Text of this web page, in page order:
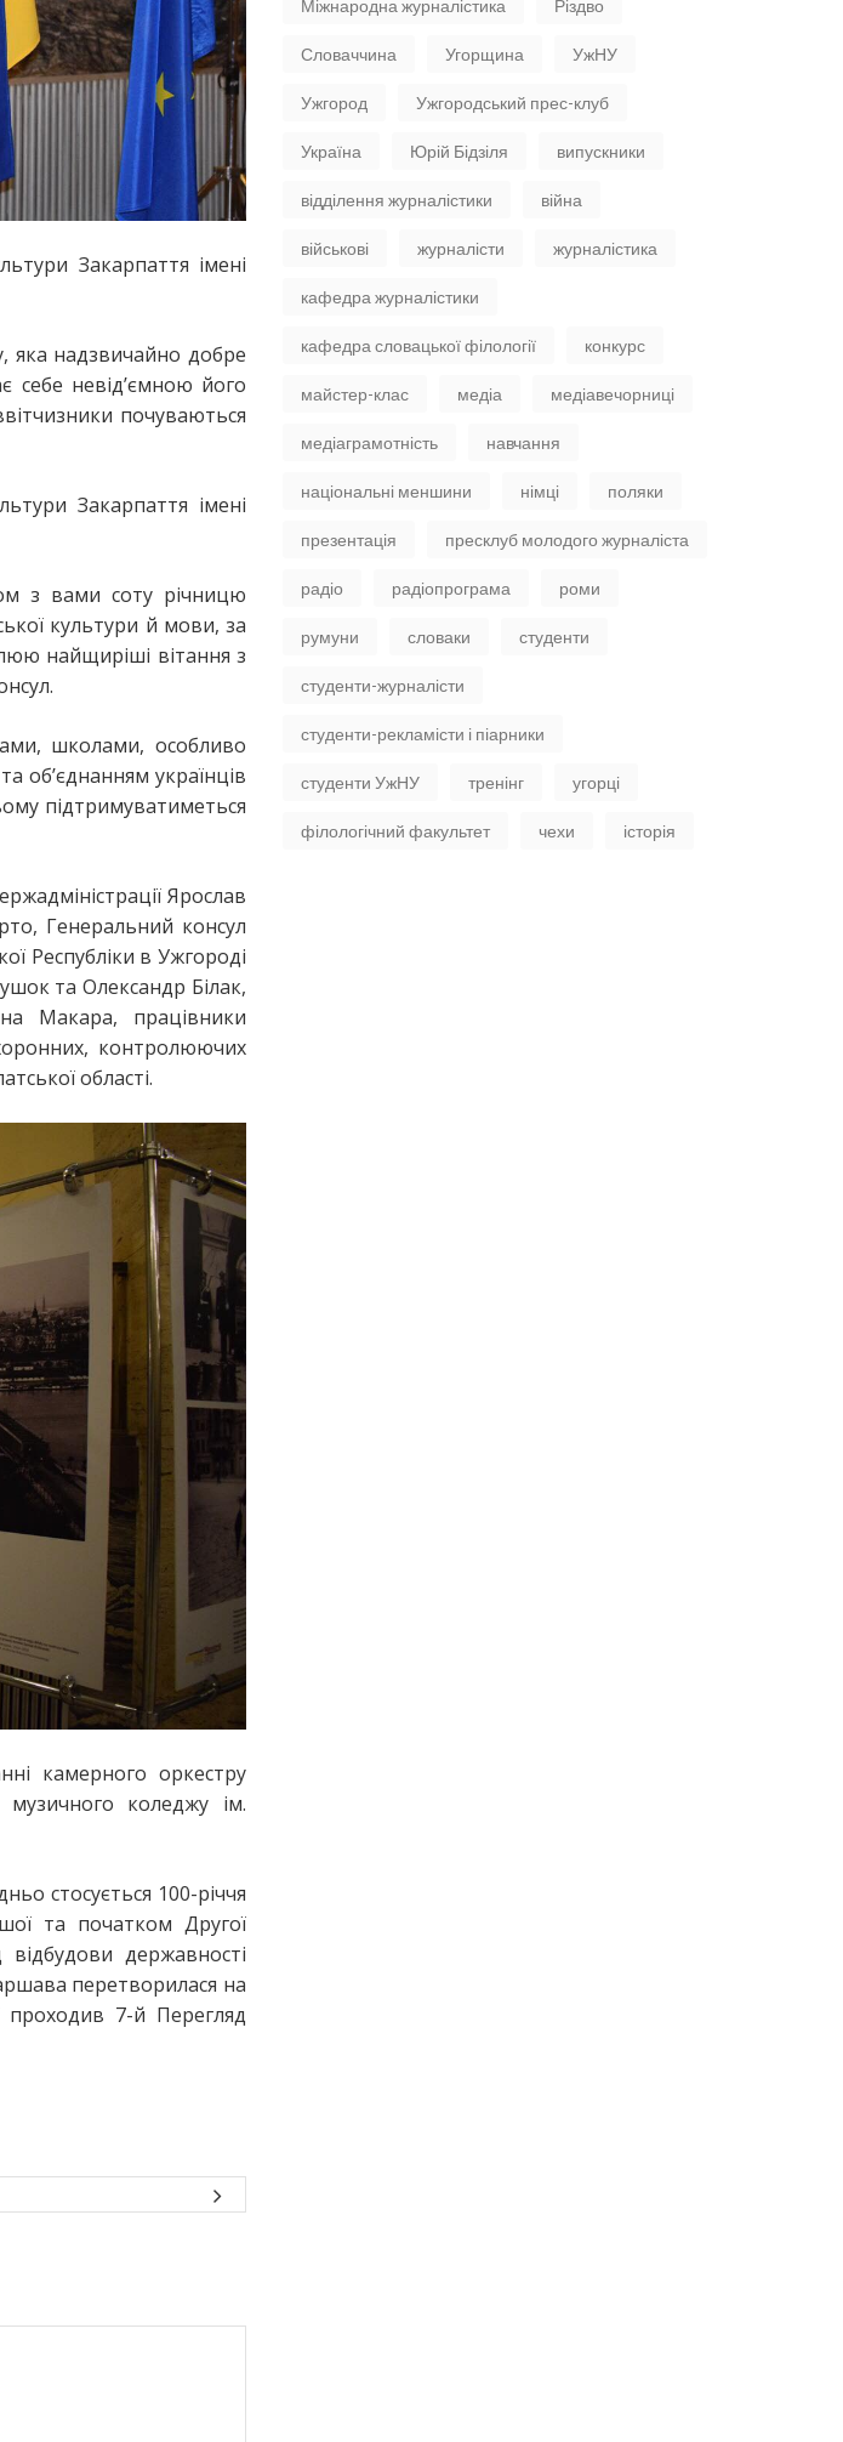
Закарпаття імені
яка надзвичайно добре
себе невід’ємною його
почуваються
Закарпаття імені
з вами соту річницю
культури й мови, за
найщиріші вітання з
школами, особливо
об’єднанням українців
підтримуватиметься
Ярослав
Генеральний консул
Республіки в Ужгороді
та Олександр Білак,
Макара, працівники
контролюючих
області.
камерного оркестру
музичного коледжу ім.
стосується 100-річчя
та початком Другої
державності
перетворилася на
7-й Перегляд
Міжнародна журналістика Різдво
Словаччина Угорщина УжНУ
Ужгород Ужгородський прес-клуб
Україна Юрій Бідзіля випускники
відділення журналістики війна
військові журналісти журналістика
кафедра журналістики
кафедра словацької філології конкурс
майстер-клас медіа медіавечорниці
медіаграмотність навчання
національні меншини німці поляки
презентація пресклуб молодого журналіста
радіо радіопрограма роми
румуни словаки студенти
студенти-журналісти
студенти-рекламісти і піарники
студенти УжНУ тренінг угорці
філологічний факультет чехи історія